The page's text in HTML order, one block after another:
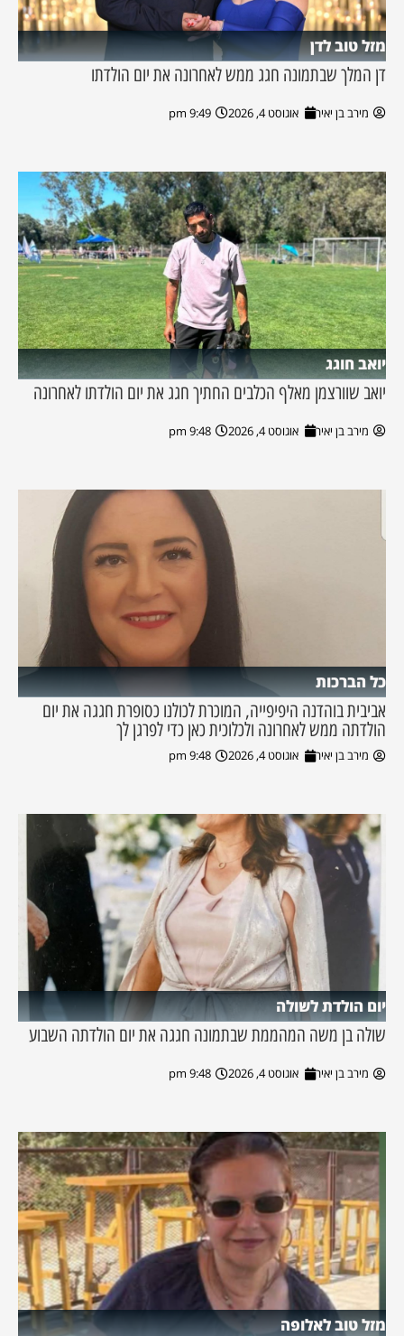
מזל טוב לדן
דן המלך שבתמונה חגג ממש לאחרונה את יום הולדתו
מירב בן יאיר אוגוסט 4, 2026 9:49 pm
יואב חוגג
יואב שוורצמן מאלף הכלבים החתיך חגג את יום הולדתו לאחרונה
מירב בן יאיר אוגוסט 4, 2026 9:48 pm
כל הברכות
אביבית בוהדנה היפיפייה, המוכרת לכולנו כסופרת חגגה את יום
הולדתה ממש לאחרונה ולכלוכית כאן כדי לפרגן לך
מירב בן יאיר אוגוסט 4, 2026 9:48 pm
יום הולדת לשולה
שולה בן משה המהממת שבתמונה חגגה את יום הולדתה השבוע
מירב בן יאיר אוגוסט 4, 2026 9:48 pm
מזל טוב לאלופה